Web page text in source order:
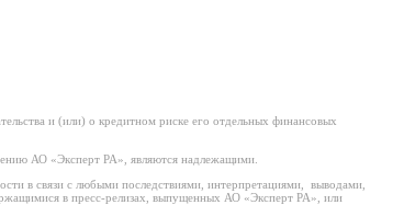
и (или) о кредитном риске его отдельных финансовых
АО «Эксперт РА», являются надлежащими.
в связи с любыми последствиями, интерпретациями, выводами,
в пресс-релизах, выпущенных АО «Эксперт РА», или